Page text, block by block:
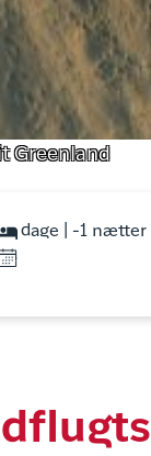
Greenland
dage | -1 nætter